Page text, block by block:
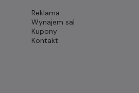
Reklama
Wynajem sal
Kupony
Kontakt